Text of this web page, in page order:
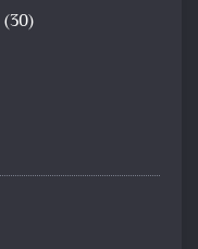
(30)